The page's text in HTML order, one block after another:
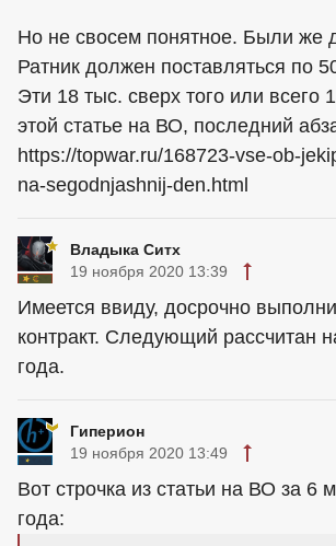
Но не свосем понятное. Были же
Ратник должен поставляться по
Эти 18 тыс. сверх того или всего
этой статье на ВО, последний
https://topwar.ru/168723-vse-ob-
na-segodnjashnij-den.html
Владыка Ситх
19 ноября 2020 13:39
Имеется ввиду, досрочно
контракт. Следующий рассчитан
года.
Гиперион
19 ноября 2020 13:49
Вот строчка из статьи на ВО за 6
года: